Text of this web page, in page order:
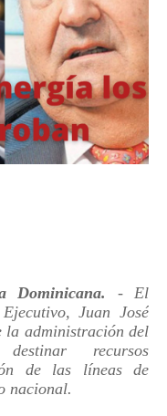
Dominicana.
- El
Juan José
la administración del
recursos
de las líneas de
nacional.